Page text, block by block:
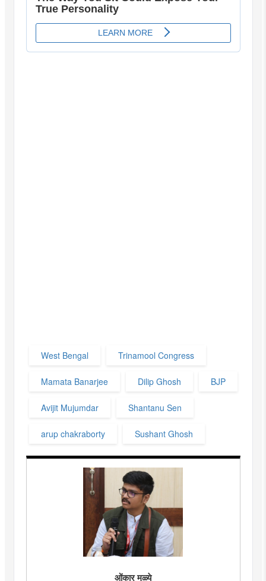
West Bengal Trinamool Congress
Mamata Banarjee Dilip Ghosh BJP
Avijit Mujumdar Shantanu Sen
arup chakraborty Sushant Ghosh
ओंकार मुळ्ये